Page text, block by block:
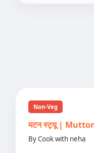
Non-Veg
मटन स्ट्यू |
By Cook with neha